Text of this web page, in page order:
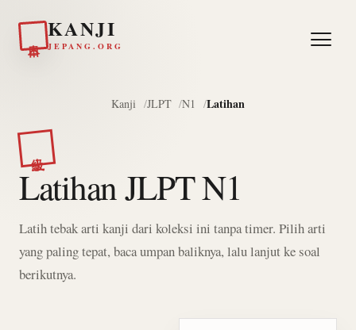
KANJI
JEPANG.ORG
Kanji JLPT N1 Latihan
Latihan JLPT N1
Latih tebak arti kanji dari koleksi ini tanpa timer. Pilih arti
yang paling tepat, baca umpan baliknya, lalu lanjut ke soal
berikutnya.